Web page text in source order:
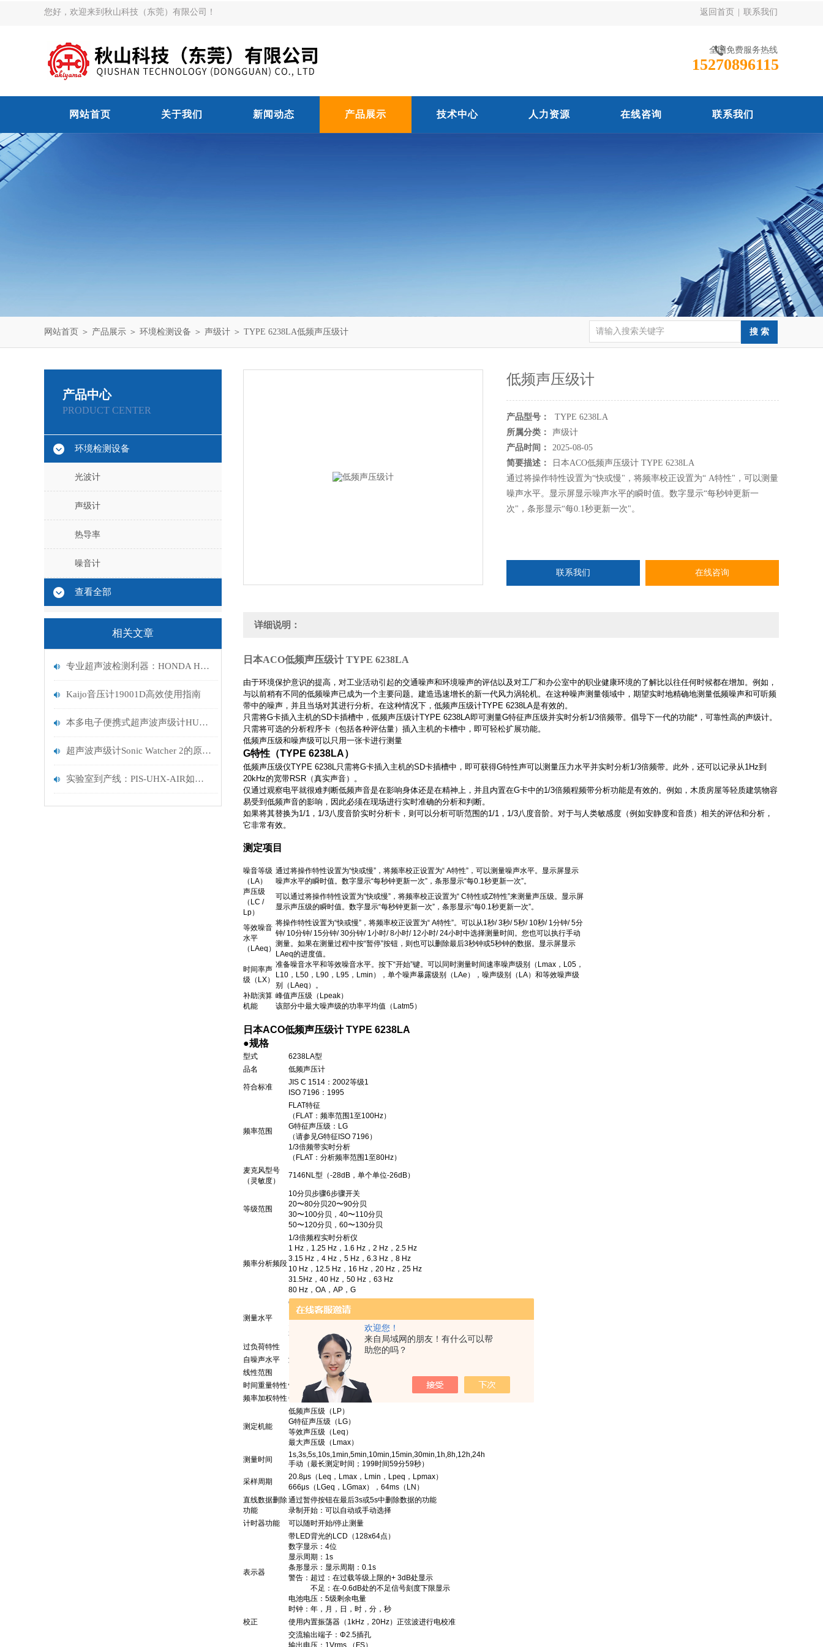
欢迎您！
来自局域网的朋友！有什么可以帮
助您的吗？
您好，欢迎来到秋山科技（东莞）有限公司！ 返回首页 联系我们
全国免费服务热线
15270896115
网站首页 关于我们 新闻动态 产品展示 技术中心 人力资源 在线咨询 联系我们
网站首页 ＞ 产品展示 ＞ 环境检测设备 ＞ 声级计 ＞ TYPE 6238LA低频声压级计
产品中心
PRODUCT CENTER
环境检测设备
光波计
声级计
热导率
噪音计
查看全部
相关文章
专业超声波检测利器：HONDA HUS-3音压仪，为工业清洗与质量控制保驾护航
Kaijo音压计19001D高效使用指南
本多电子便携式超声波声级计HUS-3介绍
超声波声级计Sonic Watcher 2的原理分析
实验室到产线：PIS-UHX-AIR如何赋能半导体、食品、生物三大领域
低频声压级计
产品型号：
TYPE 6238LA
所属分类：
声级计
产品时间：
2025-08-05
简要描述：
日本ACO低频声压级计 TYPE 6238LA
通过将操作特性设置为“快或慢"，将频率校正设置为“ A特性"，可以测量
噪声水平。显示屏显示噪声水平的瞬时值。数字显示“每秒钟更新一
次"，条形显示“每0.1秒更新一次"。
联系我们 在线咨询
详细说明：
日本ACO低频声压级计 TYPE 6238LA
由于环境保护意识的提高，对工业活动引起的交通噪声和环境噪声的评估以及对工厂和办公室中的职业健康环境的了解比以往任何时候都在增加。例如，
与以前稍有不同的低频噪声已成为一个主要问题。建造迅速增长的新一代风力涡轮机。在这种噪声测量领域中，期望实时地精确地测量低频噪声和可听频
带中的噪声，并且当场对其进行分析。在这种情况下，低频声压级计TYPE 6238LA是有效的。
只需将G卡插入主机的SD卡插槽中，低频声压级计TYPE 6238LA即可测量G特征声压级并实时分析1/3倍频带。倡导下一代的功能*，可靠性高的声级计。
只需将可选的分析程序卡（包括各种评估量）插入主机的卡槽中，即可轻松扩展功能。
低频声压级和噪声级可以只用一张卡进行测量
G特性（TYPE 6238LA）
低频声压级仪TYPE 6238L只需将G卡插入主机的SD卡插槽中，即可获得G特性声可以测量压力水平并实时分析1/3倍频带。此外，还可以记录从1Hz到
20kHz的宽带RSR（真实声音）。
仅通过观察电平就很难判断低频声音是在影响身体还是在精神上，并且内置在G卡中的1/3倍频程频带分析功能是有效的。例如，木质房屋等轻质建筑物容
易受到低频声音的影响，因此必须在现场进行实时准确的分析和判断。
如果将其替换为1/1，1/3八度音阶实时分析卡，则可以分析可听范围的1/1，1/3八度音阶。对于与人类敏感度（例如安静度和音质）相关的评估和分析，
它非常有效。
测定项目
噪音等级
（LA）
通过将操作特性设置为“快或慢”，将频率校正设置为“ A特性”，可以测量噪声水平。显示屏显示
噪声水平的瞬时值。数字显示“每秒钟更新一次”，条形显示“每0.1秒更新一次”。
声压级
（LC /
Lp）
可以通过将操作特性设置为“快或慢”，将频率校正设置为“ C特性或Z特性”来测量声压级。显示屏
显示声压级的瞬时值。数字显示“每秒钟更新一次”，条形显示“每0.1秒更新一次”。
等效噪音
水平
（LAeq）
将操作特性设置为“快或慢”，将频率校正设置为“ A特性”。可以从1秒/ 3秒/ 5秒/ 10秒/ 1分钟/ 5分
钟/ 10分钟/ 15分钟/ 30分钟/ 1小时/ 8小时/ 12小时/ 24小时中选择测量时间。您也可以执行手动
测量。如果在测量过程中按“暂停”按钮，则也可以删除最后3秒钟或5秒钟的数据。显示屏显示
LAeq的进度值。
时间率声
级（LX）
准备噪音水平和等效噪音水平。按下“开始”键。可以同时测量时间速率噪声级别（Lmax，L05，
L10，L50，L90，L95，Lmin），单个噪声暴露级别（LAe），噪声级别（LA）和等效噪声级
别（LAeq）。
补助演算
机能
峰值声压级（Lpeak）
该部分中最大噪声级的功率平均值（Latm5）
日本ACO低频声压级计 TYPE 6238LA
●规格
型式
6238LA型
品名
低频声压计
符合标准
JIS C 1514：2002等级1
ISO 7196：1995
频率范围
FLAT特征
（FLAT：频率范围1至100Hz）
G特征声压级：LG
（请参见G特征ISO 7196）
1/3倍频带实时分析
（FLAT：分析频率范围1至80Hz）
麦克风型号
（灵敏度）
7146NL型（-28dB，单个单位-26dB）
等级范围
10分贝步骤6步骤开关
20〜80分贝20〜90分贝
30〜100分贝，40〜110分贝
50〜120分贝，60〜130分贝
频率分析频段
1/3倍频程实时分析仪
1 Hz，1.25 Hz，1.6 Hz，2 Hz，2.5 Hz
3.15 Hz，4 Hz，5 Hz，6.3 Hz，8 Hz
10 Hz，12.5 Hz，16 Hz，20 Hz，25 Hz
31.5Hz，40 Hz，50 Hz，63 Hz
80 Hz，OA，AP，G
测量水平
G特性：40dB至130dB
FLAT特性：50dB至130dB
30dB至130dB
过负荷特性
以满量程上限的+3 dB显示
自噪声水平
测量电平（范围）的下限距离自噪声电平为8 dB或更高。
线性范围
时间重量特性快，慢，10秒
频率加权特性G特性(デジタル方式)、FLAT特性
测定机能
低频声压级（LP）
G特征声压级（LG）
等效声压级（Leq）
最大声压级（Lmax）
测量时间
1s,3s,5s,10s,1min,5min,10min,15min,30min,1h,8h,12h,24h
手动（最长测定时间；199时间59分59秒）
采样周期
20.8μs（Leq，Lmax，Lmin，Lpeq，Lpmax）
666μs（LGeq，LGmax），64ms（LN）
直线数据删除
功能
通过暂停按钮在最后3s或5s中删除数据的功能
录制开始：可以自动或手动选择
计时器功能
可以随时开始/停止测量
表示器
带LED背光的LCD（128x64点）
数字显示：4位
显示周期：1s
条形显示：显示周期：0.1s
警告：超过：在过载等级上限的+ 3dB处显示
不足：在-0.6dB处的不足信号刻度下限显示
电池电压：5级剩余电量
时钟：年，月，日，时，分，秒
校正
使用内置振荡器（1kHz，20Hz）正弦波进行电校准
交流输出端子：Φ2.5插孔
输出电压：1Vrms （FS）